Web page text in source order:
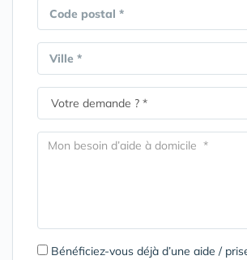
Code postal *
Ville *
Bénéficiez-vous déjà d’une aide /